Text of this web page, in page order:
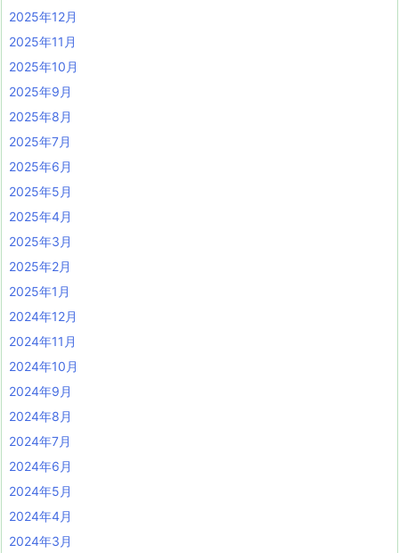
2025年12月
2025年11月
2025年10月
2025年9月
2025年8月
2025年7月
2025年6月
2025年5月
2025年4月
2025年3月
2025年2月
2025年1月
2024年12月
2024年11月
2024年10月
2024年9月
2024年8月
2024年7月
2024年6月
2024年5月
2024年4月
2024年3月